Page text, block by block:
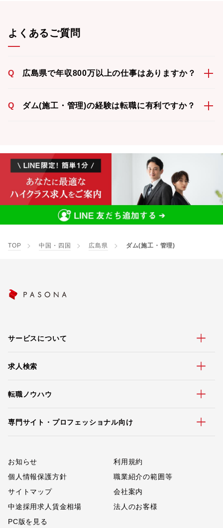
よくあるご質問
Q 広島県で年収800万以上の仕事はありますか？
Q ダム(施工・管理)の経験は転職に有利ですか？
TOP 中国・四国 広島県 ダム(施工・管理)
サービスについて
求人検索
転職ノウハウ
専門サイト・プロフェッショナル向け
お知らせ
利用規約
個人情報保護方針
職業紹介の範囲等
サイトマップ
会社案内
中途採用求人賃金相場
法人のお客様
PC版を見る